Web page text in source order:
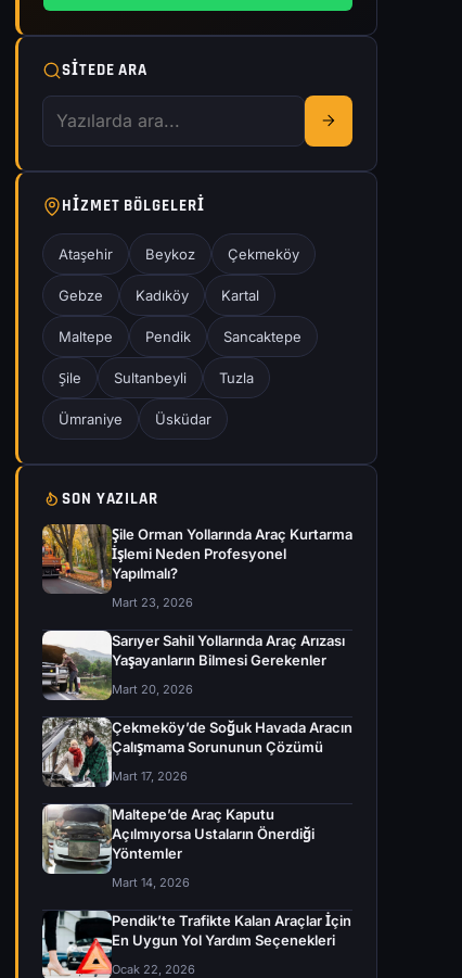
SITEDE ARA
HIZMET BÖLGELERI
Ataşehir Beykoz Çekmeköy
Gebze Kadıköy Kartal
Maltepe Pendik Sancaktepe
Şile Sultanbeyli Tuzla
Ümraniye Üsküdar
SON YAZILAR
Şile Orman Yollarında Araç Kurtarma
İşlemi Neden Profesyonel
Yapılmalı?
Mart 23, 2026
Sarıyer Sahil Yollarında Araç Arızası
Yaşayanların Bilmesi Gerekenler
Mart 20, 2026
Çekmeköy’de Soğuk Havada Aracın
Çalışmama Sorununun Çözümü
Mart 17, 2026
Maltepe’de Araç Kaputu
Açılmıyorsa Ustaların Önerdiği
Yöntemler
Mart 14, 2026
Pendik’te Trafikte Kalan Araçlar İçin
En Uygun Yol Yardım Seçenekleri
Ocak 22, 2026